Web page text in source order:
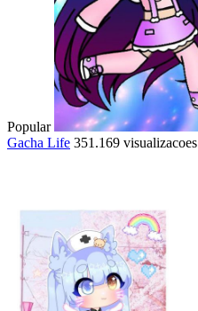
Popular
Gacha Life 351.169 visualizacoes